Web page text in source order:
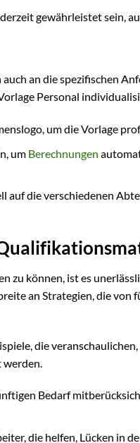
gewährleistet sein,
an die spezifischen
Personal
um die Vorlage
um Berechnungen
auf die verschiedenen
können, ist es
an Strategien, die
die
Bedarf
die helfen, Lücken in